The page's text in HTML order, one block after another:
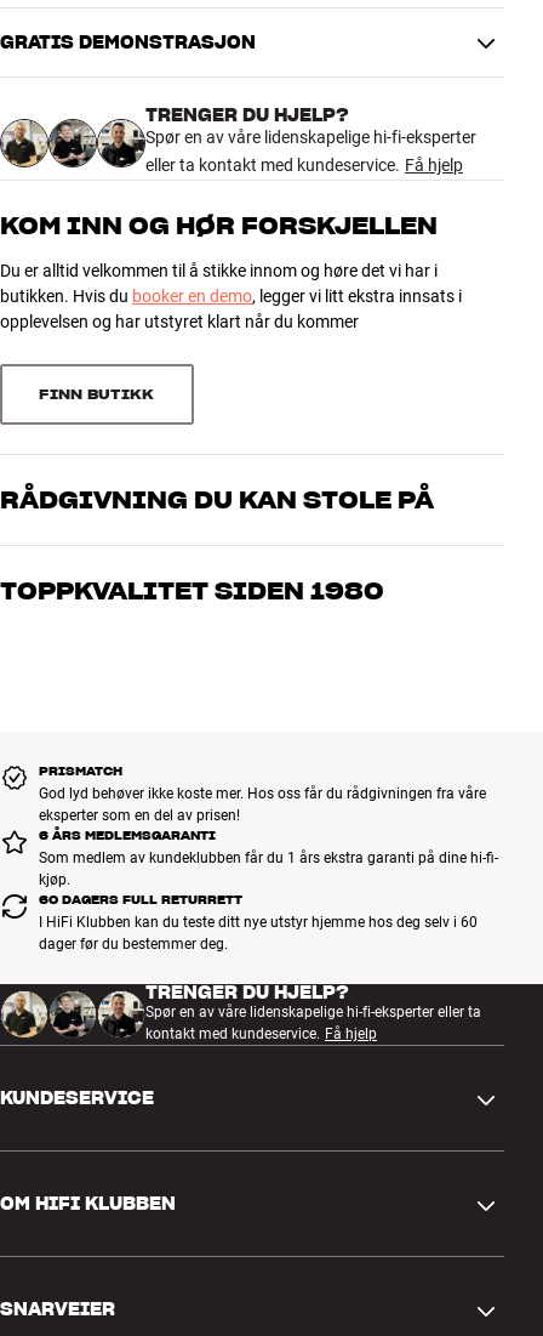
4.7
521 anmeldelser
3
2
Sorter
GRATIS DEMONSTRASJON
TRENGER DU HJELP?
Spør en av våre lidenskapelige hi-fi-eksperter
eller ta kontakt med kundeservice. Få hjelp
KOM INN OG HØR FORSKJELLEN
Du er alltid velkommen til å stikke innom og høre det vi har i
butikken. Hvis du booker en demo, legger vi litt ekstra innsats i
opplevelsen og har utstyret klart når du kommer
FINN BUTIKK
RÅDGIVNING DU KAN STOLE PÅ
Våre medarbeidere er ekte entusiaster som kjenner produktene og
Fortell oss hva du drømmer om, så finner vi løsningen som passer
TOPPKVALITET SIDEN 1980
PRISMATCH
God lyd behøver ikke koste mer. Hos oss får du rådgivningen fra våre
eksperter som en del av prisen!
6 ÅRS MEDLEMSGARANTI
Som medlem av kundeklubben får du 1 års ekstra garanti på dine hi-fi-
kjøp.
60 DAGERS FULL RETURRETT
I HiFi Klubben kan du teste ditt nye utstyr hjemme hos deg selv i 60
dager før du bestemmer deg.
TRENGER DU HJELP?
Spør en av våre lidenskapelige hi-fi-eksperter eller ta
kontakt med kundeservice. Få hjelp
KUNDESERVICE
Retur og reklamasjon
Angre på bestilling
OM HIFI KLUBBEN
SNARVEIER